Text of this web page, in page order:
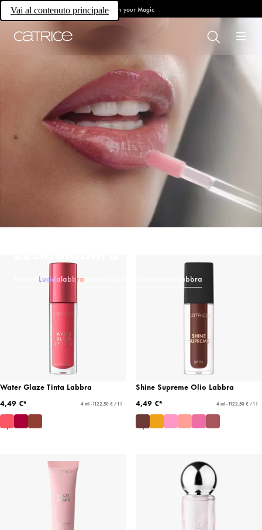
Vai al contenuto principaleOwn your Magic
Lucidalabbra Trattamento Labbra
Water Glaze Tinta Labbra
4,49 €*
4 ml - 1122,50 € / 1 l
Shine Supreme Olio Labbra
4,49 €*
4 ml - 1122,50 € / 1 l